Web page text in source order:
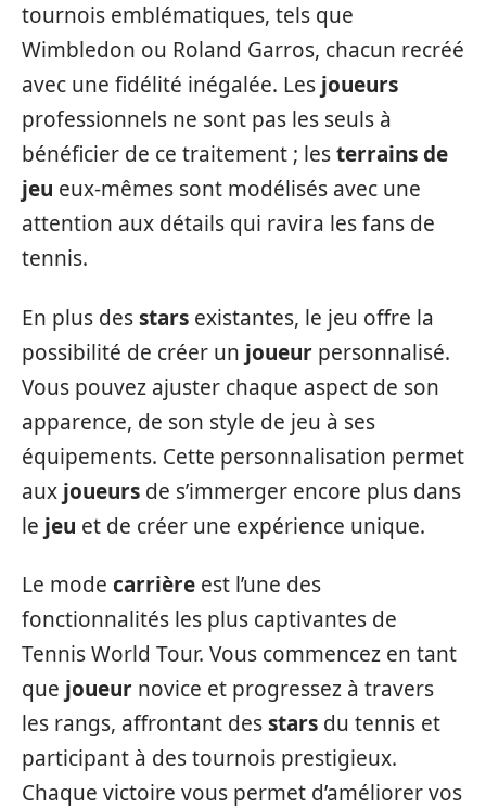
tournois emblématiques, tels que
Wimbledon ou Roland Garros, chacun recréé
avec une fidélité inégalée. Les joueurs
professionnels ne sont pas les seuls à
bénéficier de ce traitement ; lesterrains de
jeu eux-mêmes sont modélisés avec une
attention aux détails qui ravira les fans de
tennis.
En plus desstars existantes, le jeu offre la
possibilité de créer un joueur personnalisé.
Vous pouvez ajuster chaque aspect de son
apparence, de son style de jeu à ses
équipements. Cette personnalisation permet
aux joueurs de s’immerger encore plus dans
le jeu et de créer une expérience unique.
Le mode carrière est l’une des
fonctionnalités les plus captivantes de
Tennis World Tour. Vous commencez en tant
que joueur novice et progressez à travers
les rangs, affrontant desstars du tennis et
participant à des tournois prestigieux.
Chaque victoire vous permet d’améliorer vos